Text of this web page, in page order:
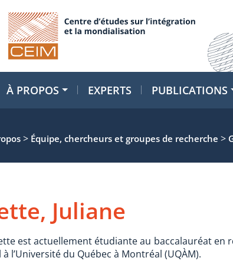
À PROPOS EXPERTS PUBLICATIONS
> Équipe, chercheurs et groupes de recherche >
Juliane
est actuellement étudiante au baccalauréat
l’Université du Québec à Montréal (UQÀM).